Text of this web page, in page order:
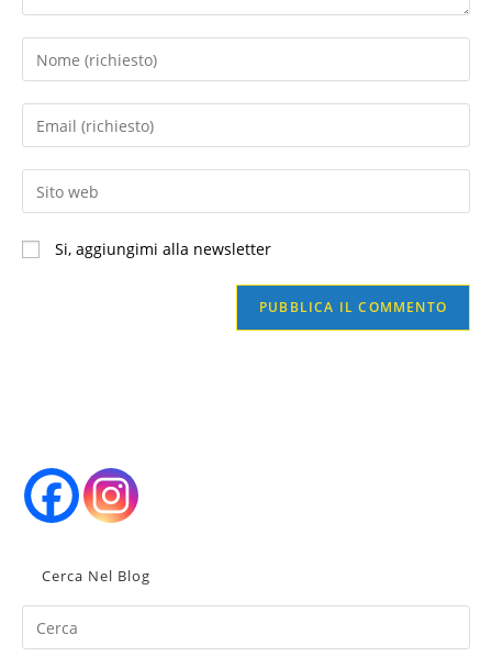
Inserisci
il
tuo
nome
nome
utente
per
Inserisci
il
tuo
indirizzo
per
Inserisci
l'URL
del
sito
Si, aggiungimi alla newsletter
Cerca Nel Blog